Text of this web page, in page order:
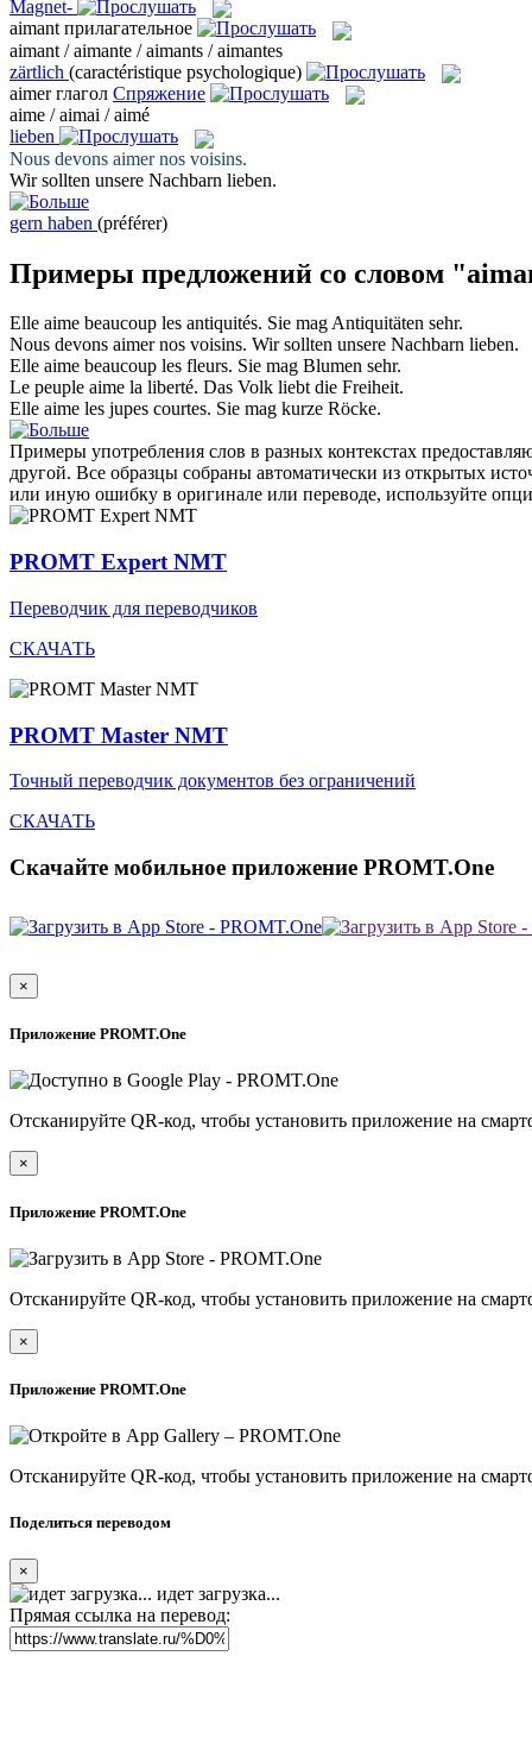
Magnet-
aimant прилагательное
aimant / aimante / aimants / aimantes
zärtlich (caractéristique psychologique)
aimer глагол Спряжение
aime / aimai / aimé
lieben
Nous devons aimernos voisins.
Wir sollten unsere Nachbarn lieben.
gern haben (préférer)
Примеры предложений со словом
Elle aime beaucoup les antiquités. Sie magAntiquitäten sehr.
Nous devons aimernos voisins. Wir sollten unsere Nachbarn lieben.
Elle aime beaucoup les fleurs. Sie mag Blumen sehr.
Le peuple aime la liberté. Das Volk liebtdie Freiheit.
Elle aime les jupes courtes. Sie mag kurze Röcke.
Примеры употребления слов в разных контекстах
другой. Все образцы собраны автоматически из открытых
или иную ошибку в оригинале или переводе, используйте
PROMT Expert NMT
Переводчик для переводчиков
СКАЧАТЬ
PROMT Master NMT
Точный переводчик документов без ограничений
СКАЧАТЬ
Скачайте мобильное приложение PROMT.One
×
Приложение PROMT.One
Отсканируйте QR-код, чтобы установить приложение на
×
Приложение PROMT.One
Отсканируйте QR-код, чтобы установить приложение на
×
Приложение PROMT.One
Отсканируйте QR-код, чтобы установить приложение на
Поделиться переводом
×
идет загрузка...
Прямая ссылка на перевод: